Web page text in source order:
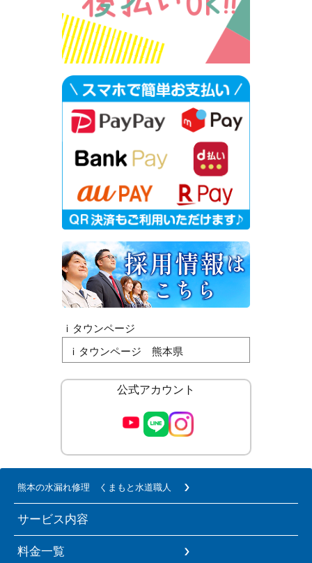
ｉタウンページ
ｉタウンページ 熊本県
公式アカウント
熊本の水漏れ修理 くまもと水道職人
サービス内容
料金一覧